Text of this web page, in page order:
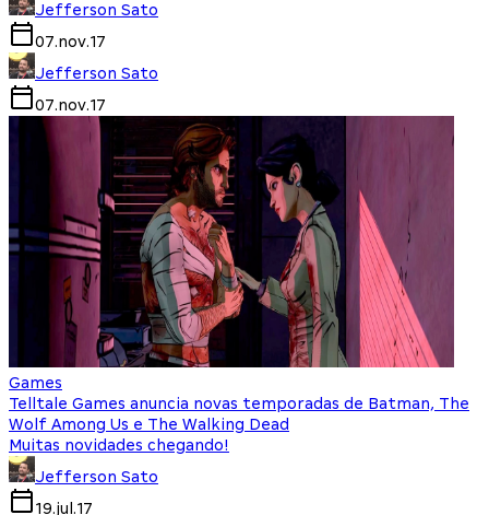
Jefferson Sato
07.nov.17
Jefferson Sato
07.nov.17
Games
Telltale Games anuncia novas temporadas de Batman, The
Wolf Among Us e The Walking Dead
Muitas novidades chegando!
Jefferson Sato
19.jul.17